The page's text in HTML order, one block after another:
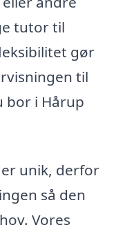
tutor til
gør
til
bor i Hårup
unik, derfor
så den
Vores